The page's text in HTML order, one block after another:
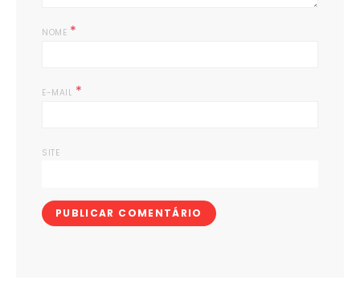
NOME *
E-MAIL *
SITE